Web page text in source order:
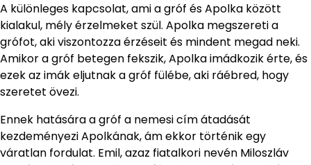
A különleges kapcsolat, ami a gróf és Apolka között
kialakul, mély érzelmeket szül. Apolka megszereti a
grófot, aki viszontozza érzéseit és mindent megad neki.
Amikor a gróf betegen fekszik, Apolka imádkozik érte, és
ezek az imák eljutnak a gróf fülébe, aki ráébred, hogy
szeretet övezi.
Ennek hatására a gróf a nemesi cím átadását
kezdeményezi Apolkának, ám ekkor történik egy
váratlan fordulat. Emil, azaz fiatalkori nevén Miloszláv